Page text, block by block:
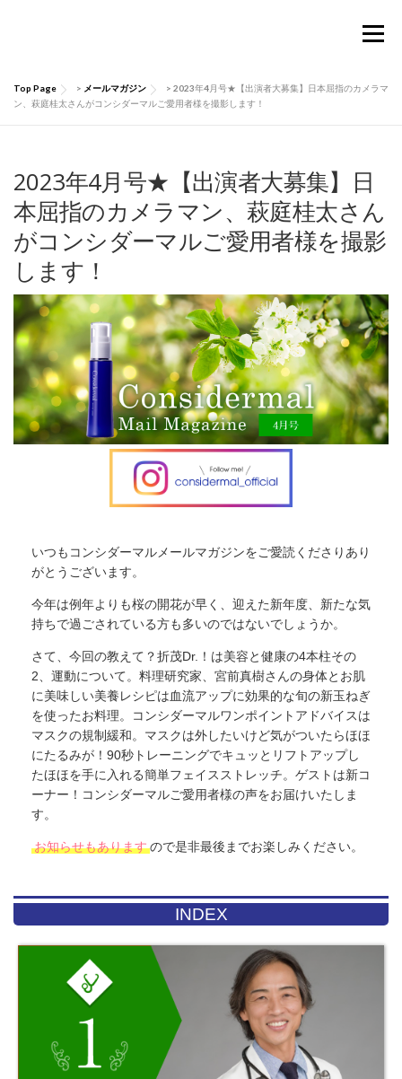
メニュー
TOP Considermalについて PRODUCTS
お買い物ガイド 肌にいい話 Q&A
お問い合わせ マイページ
Top Page > メールマガジン > 2023年4月号★【出演者大募集】日本屈指のカメラマ
ン、萩庭桂太さんがコンシダーマルご愛用者様を撮影します！
2023年4月号★【出演者大募集】日
本屈指のカメラマン、萩庭桂太さん
がコンシダーマルご愛用者様を撮影
します！
いつもコンシダーマルメールマガジンをご愛読くださりあり
がとうございます。
今年は例年よりも桜の開花が早く、迎えた新年度、新たな気
持ちで過ごされている方も多いのではないでしょうか。
さて、今回の教えて？折茂Dr.！は美容と健康の4本柱その
2、運動について。料理研究家、宮前真樹さんの身体とお肌
に美味しい美養レシピは血流アップに効果的な旬の新玉ねぎ
を使ったお料理。コンシダーマルワンポイントアドバイスは
マスクの規制緩和。マスクは外したいけど気がついたらほほ
にたるみが！90秒トレーニングでキュッとリフトアップし
たほほを手に入れる簡単フェイスストレッチ。ゲストは新コ
ーナー！コンシダーマルご愛用者様の声をお届けいたしま
す。
お知らせもありますので是非最後までお楽しみください。
INDEX